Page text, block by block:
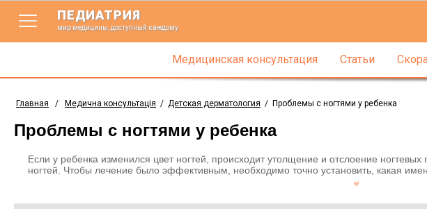
ПЕДИАТРИЯ
мир медицины, доступный каждому
Медицинская консультация Статьи
Главная / Медична консультація / Детская дерматология / Проблемы с ногтями у ребенка
Проблемы с ногтями у ребенка
Если у ребенка изменился цвет ногтей, происходит утолщение и отслоение
ногтей. Чтобы лечение было эффективным, необходимо точно установить, какая